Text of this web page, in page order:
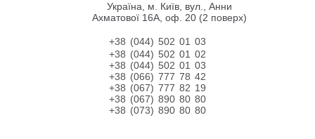
Українa, м. Київ, вул., Анни
Ахматової 16А, оф. 20 (2 поверх)
+38 (044) 502 01 03
+38 (044) 502 01 02
+38 (044) 502 01 03
+38 (066) 777 78 42
+38 (067) 777 82 19
+38 (067) 890 80 80
+38 (073) 890 80 80